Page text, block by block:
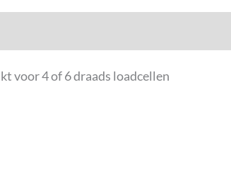
voor 4 of 6 draads loadcellen